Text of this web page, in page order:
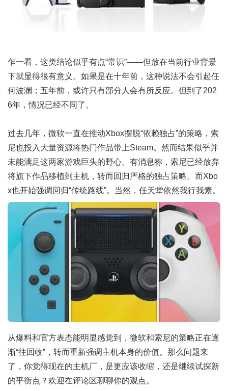
乍一看，这类结论似乎有点“常识”——但放在当前行业背景
下就显得很有意义。如果是在十年前，这种说法不会引起任
何波澜；五年前，或许只有部分人会有所反应。但到了202
6年，情况已经不同了。
过去几年，微软一直在推动Xbox摆脱“依赖独占”的策略，索
尼也投入大量资源将热门作品带上Steam。然而结果似乎并
未能满足这两家游戏巨头的野心。有消息称，索尼已经放弃
将旗下作品移植到主机，转而回归严格的独占策略。而Xbo
x也开始强调回归“传统路线”。当然，任天堂依然我行我素。
从爆料和官方表态能明显感觉到，微软和索尼的策略正在逐
渐“往回收”，转而重新强调主机本身的价值。那么问题来
了，你觉得现在的主机厂，是更应该收缩，还是继续试探新
的平衡点？欢迎在评论区聊聊你的观点。